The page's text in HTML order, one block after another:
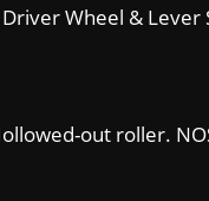
Wheel & Lever
out roller.